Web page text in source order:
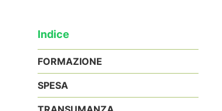
Indice
FORMAZIONE
SPESA